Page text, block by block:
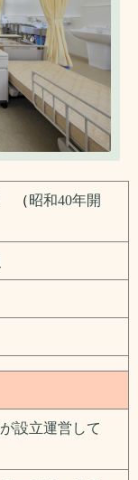
（昭和40年開
設立運営して